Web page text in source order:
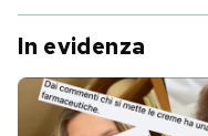
In evidenza